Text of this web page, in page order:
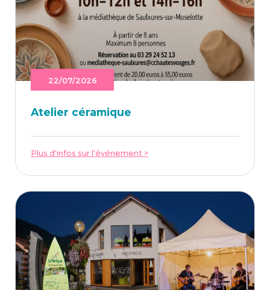
22/07/2026
Ate­lier céramique
Plus d'infos sur l'événement >